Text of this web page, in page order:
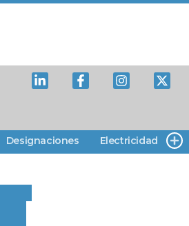
Designaciones Electricidad